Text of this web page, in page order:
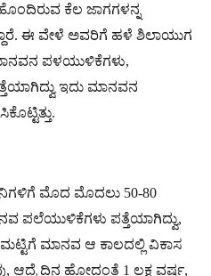
ಕೆಲ ಜಾಗಗಳನ್ನ
ಈ ವೇಳೆ ಅವರಿಗೆ ಹಳೆ ಶಿಲಾಯುಗ
ಪಳಯುಳಿಕೆಗಳು,
ಇದು ಮಾನವನ
ಮೊದ ಮೊದಲು 50-80
ಪಲೆಯುಳಿಕೆಗಳು ಪತ್ತೆಯಾಗಿದ್ವು,
ಮಾನವ ಆ ಕಾಲದಲ್ಲಿ ವಿಕಾಸ
ಆದ್ರೆ ದಿನ ಹೋದಂತೆ 1 ಲಕ್ಷ ವರ್ಷ,